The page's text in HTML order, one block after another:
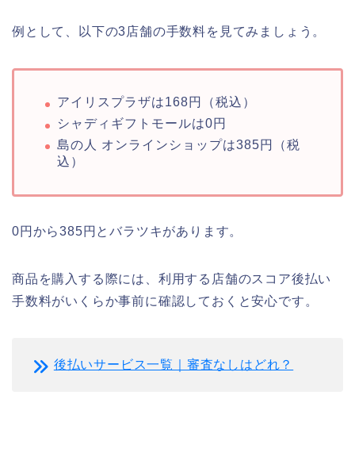
例として、以下の3店舗の手数料を見てみましょう。
アイリスプラザは168円（税込）
シャディギフトモールは0円
島の人 オンラインショップは385円（税
込）
0円から385円とバラツキがあります。
商品を購入する際には、利用する店舗のスコア後払い
手数料がいくらか事前に確認しておくと安心です。
後払いサービス一覧｜審査なしはどれ？